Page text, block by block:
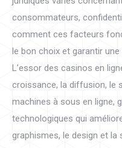
consommateurs,
comment ces facteurs
le bon choix et garantir
L’essor des casinos en
croissance, la diffusion, le
machines à sous en ligne,
technologiques qui
graphismes, le design et